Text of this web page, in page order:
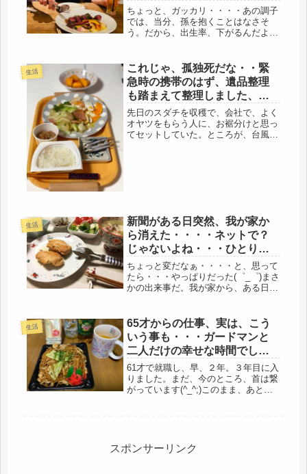
出。
ちょっと、ガッカリ・・・・あの調子
では、当分、孫を抱くことはなさそ
う。だから、出生率、下がるんだよ
とは言わんけど・・・子どもの同級生
たちは、ここのこと、一気に結婚、勤
め先の...
生活
これじゃ、孤独死だな・・緊
急時の携帯のはず、遺品整理
も踏まえて整理しました、ま
ずは下着(*´ω｀)
先日のスダチを収穫で、会社で、よく
オヤツをもらう人に、お裾分けと思っ
てセットしていた。ところが、台風で
生活
新聞がある日突然、我が家か
ら消えた・・・・ネットで？
じゃないよね・・・ひとりク
リスマス
ちょっと変だなぁ・・・・と、思って
たら・・・やっぱりだった(゜_゜)まさ
かの出来事だ。我が家から、ある日、
てある？不思議過ぎる。今日、不仲な
夫に聞いてみた。あれっ、今日の新...
生活
65才からの仕事、実は、こう
いう事も・・・ガードマンと
二人だけの幸せな時間でし
た。
61才で就職し、早、２年。３年目に入
りました。まだ、今のところ、首は繋
がっています(^_^;)このまま、あと２
スポンサーリンク